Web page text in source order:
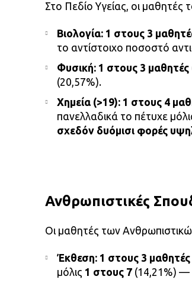
Στο Πεδίο Υγείας, οι μαθητές
Βιολογία: 1 στους 3
το αντίστοιχο ποσοστό
Φυσική: 1 στους 3 μαθητές
(20,57%).
Χημεία (>19): 1 στους 4
πανελλαδικά το πέτυχε
σχεδόν δυόμισι φορές
Ανθρωπιστικές
Οι μαθητές των
Έκθεση: 1 στους 3 μαθητές
μόλις 1 στους 7 (14,21%) —